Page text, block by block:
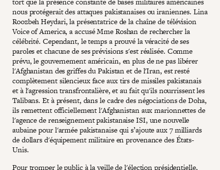
nous protégerait des attaques pakistanaises ou iraniennes. Lina
Roozbeh Heydari, la présentatrice de la chaîne de télévision
Voice of America, a accusé Mme Roshan de rechercher la
célébrité. Cependant, le temps a prouvé la véracité de ses
paroles et chacune de ses prévisions s'est réalisée. Comme
prévu, le gouvernement américain, en plus de ne pas libérer
l'Afghanistan des griffes du Pakistan et de l'Iran, est resté
complètement silencieux face aux tirs de missiles pakistanais
et à l'agression transfrontalière, et au fait qu'ils nourrissent les
Talibans. Et à présent, dans le cadre des négociations de Doha,
ils remettent officiellement l'Afghanistan aux marionnettes de
l'agence de renseignement pakistanaise ISI, une nouvelle
aubaine pour l'armée pakistanaise qui s’ajoute aux 7 milliards
de dollars d'équipement militaire en provenance des États-
Unis.
Pour tromper le public à la veille de l'élection présidentielle,